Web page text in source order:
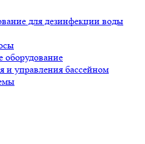
для дезинфекции воды
оборудование
и управления бассейном